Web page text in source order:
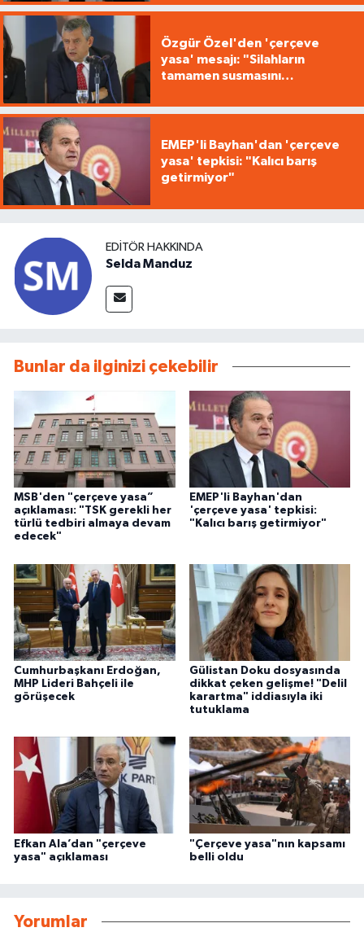
Özgür Özel'den 'çerçeve
yasa' mesajı: "Silahların
tamamen susmasını
EMEP'li Bayhan'dan 'çerçeve
yasa' tepkisi: "Kalıcı barış
getirmiyor"
EDITÖR HAKKINDA
Selda Manduz
Bunlar da ilginizi çekebilir
MSB'den "çerçeve yasa”
açıklaması: "TSK gerekli her
türlü tedbiri almaya devam
edecek"
EMEP'li Bayhan'dan
'çerçeve yasa' tepkisi:
"Kalıcı barış getirmiyor"
Cumhurbaşkanı Erdoğan,
MHP Lideri Bahçeli ile
görüşecek
Gülistan Doku dosyasında
dikkat çeken gelişme! "Delil
karartma" iddiasıyla iki
tutuklama
Efkan Ala’dan "çerçeve
yasa" açıklaması
"Çerçeve yasa"nın kapsamı
belli oldu
Yorumlar